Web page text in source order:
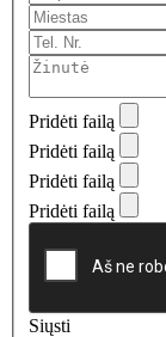
Pridėti failą
Pridėti failą
Pridėti failą
Pridėti failą
Siųsti